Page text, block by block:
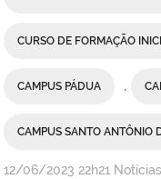
CURSO DE FORMAÇÃO
CAMPUS PÁDUA ,
CAMPUS SANTO ANTÔNIO
por
publicado
12/06/2023 22h21 Notícias